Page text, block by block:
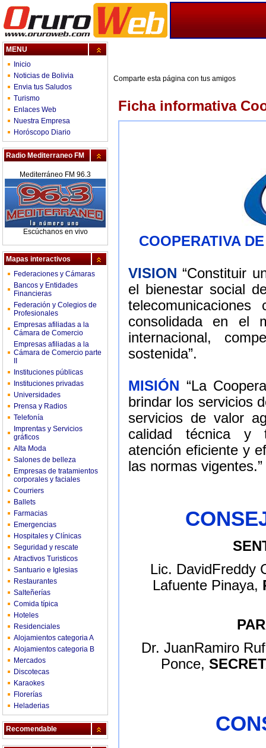
MENU
Inicio
Noticias de Bolivia
Envia tus Saludos
Turismo
Enlaces Web
Nuestra Empresa
Horóscopo Diario
Radio Mediterraneo FM
Mediterráneo FM 96.3
Escúchanos en vivo
Mapas interactivos
Federaciones y Cámaras
Bancos y Entidades
Financieras
Federación y Colegios de
Profesionales
Empresas afiliadas a la
Cámara de Comercio
Empresas afiliadas a la
Cámara de Comercio parte
Instituciones públicas
Instituciones privadas
Universidades
Prensa y Radios
Telefonía
Imprentas y Servicios
gráficos
Alta Moda
Salones de belleza
Empresas de tratamientos
corporales y faciales
Courriers
Ballets
Farmacias
Emergencias
Hospitales y Clínicas
Seguridad y rescate
Atractivos Turisticos
Santuario e Iglesias
Restaurantes
Salteñerías
Comida típica
Hoteles
Residenciales
Alojamientos categoria A
Alojamientos categoria B
Mercados
Discotecas
Karaokes
Florerías
Heladerias
Recomendable
Comparte esta página con tus amigos
Ficha informativa
COOPERATIVA
VISION “Constituir
el bienestar social
consolidada en el
internacional,
sostenida”.
MISIÓN “La
brindar los servicios
servicios de valor
calidad técnica y
atención eficiente y
las normas vigentes.”
Lic. DavidFreddy
Lafuente Pinaya,
Dr. JuanRamiro
Ponce,